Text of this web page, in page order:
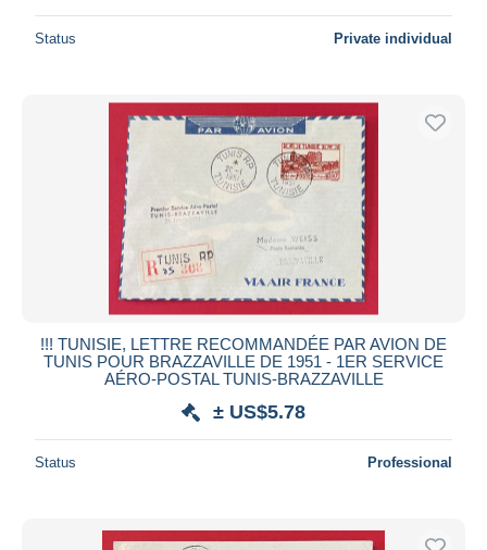
Status Private individual
!!! TUNISIE, LETTRE RECOMMANDÉE PAR AVION DE
TUNIS POUR BRAZZAVILLE DE 1951 - 1ER SERVICE
AÉRO-POSTAL TUNIS-BRAZZAVILLE
± US$5.78
Status Professional